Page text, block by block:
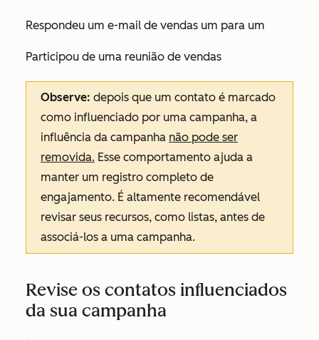
Respondeu um e-mail de vendas um para um
Participou de uma reunião de vendas
Observe: depois que um contato é marcado
como influenciado por uma campanha, a
influência da campanha não pode ser
removida. Esse comportamento ajuda a
manter um registro completo de
engajamento. É altamente recomendável
revisar seus recursos, como listas, antes de
associá-los a uma campanha.
Revise os contatos influenciados
da sua campanha